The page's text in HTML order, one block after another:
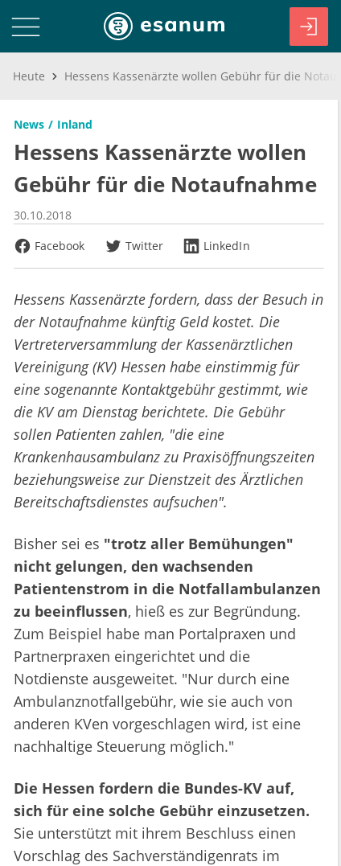
Heute
News Inland
Hessens Kassenärzte wollen
Gebühr für die Notaufnahme
30.10.2018
Facebook
Twitter LinkedIn
Hessens Kassenärzte fordern, dass der Besuch in
der Notaufnahme künftig Geld kostet. Die
Vertreterversammlung der Kassenärztlichen
Vereinigung (KV) Hessen habe einstimmig für
eine sogenannte Kontaktgebühr gestimmt, wie
die KV am Dienstag berichtete. Die Gebühr
sollen Patienten zahlen, "die eine
Krankenhausambulanz zu Praxisöffnungszeiten
beziehungsweise zur Dienstzeit des Ärztlichen
Bereitschaftsdienstes aufsuchen".
Bisher sei es "trotz aller Bemühungen"
nicht gelungen, den wachsenden
Patientenstrom in die Notfallambulanzen
zu beeinflussen, hieß es zur Begründung.
Zum Beispiel habe man Portalpraxen und
Partnerpraxen eingerichtet und die
Notdienste ausgeweitet. "Nur durch eine
Ambulanznotfallgebühr, wie sie auch von
anderen KVen vorgeschlagen wird, ist eine
nachhaltige Steuerung möglich."
Die Hessen fordern die Bundes-KV auf,
sich für eine solche Gebühr einzusetzen.
Sie unterstützt mit ihrem Beschluss einen
Vorschlag des Sachverständigenrats im